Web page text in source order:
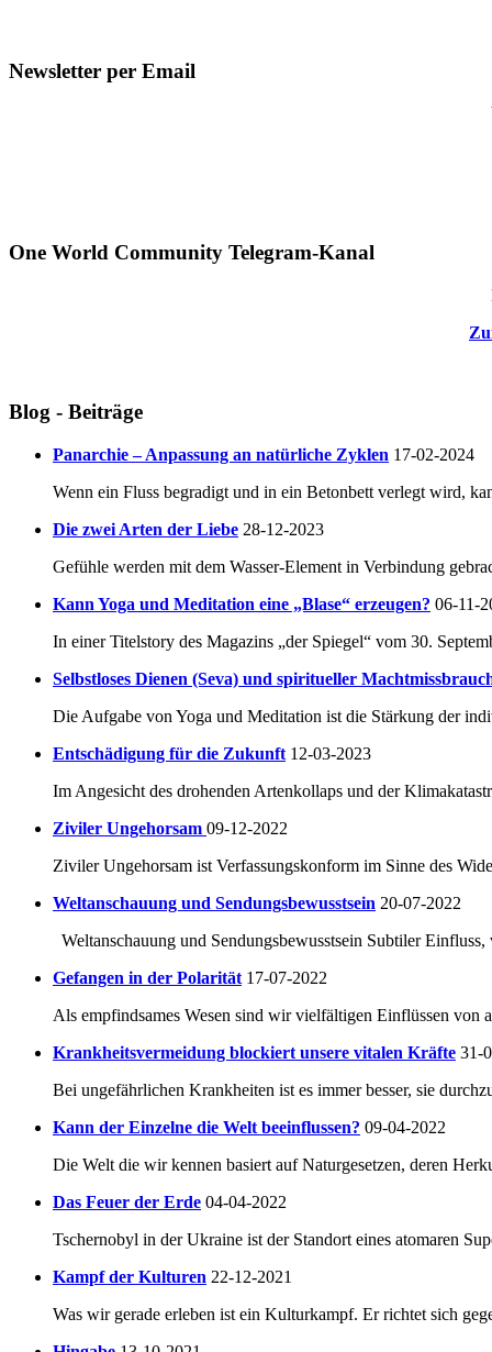
Newsletter per Email
One World Community Telegram-Kanal
Blog - Beiträge
Panarchie – Anpassung an natürliche Zyklen 17-02-2024
Wenn ein Fluss begradigt und in ein Betonbett verlegt wird,
Die zwei Arten der Liebe 28-12-2023
Gefühle werden mit dem Wasser-Element in Verbindung
Kann Yoga und Meditation eine „Blase“ erzeugen? 06-11-
In einer Titelstory des Magazins „der Spiegel“ vom 30.
Selbstloses Dienen (Seva) und spiritueller
Die Aufgabe von Yoga und Meditation ist die Stärkung der
Entschädigung für die Zukunft 12-03-2023
Im Angesicht des drohenden Artenkollaps und der
Ziviler Ungehorsam 09-12-2022
Ziviler Ungehorsam ist Verfassungskonform im Sinne des
Weltanschauung und Sendungsbewusstsein 20-07-2022
Weltanschauung und Sendungsbewusstsein Subtiler
Gefangen in der Polarität 17-07-2022
Als empfindsames Wesen sind wir vielfältigen Einflüssen von
Krankheitsvermeidung blockiert unsere vitalen Kräfte 31-
Bei ungefährlichen Krankheiten ist es immer besser, sie
Kann der Einzelne die Welt beeinflussen? 09-04-2022
Die Welt die wir kennen basiert auf Naturgesetzen, deren
Das Feuer der Erde 04-04-2022
Tschernobyl in der Ukraine ist der Standort eines atomaren
Kampf der Kulturen 22-12-2021
Was wir gerade erleben ist ein Kulturkampf. Er richtet sich